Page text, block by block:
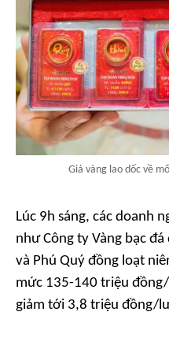
Giá vàng lao dốc về
Lúc 9h sáng, các doanh
như Công ty Vàng bạc đá
và Phú Quý đồng loạt
mức 135-140 triệu
giảm tới 3,8 triệu đồng/